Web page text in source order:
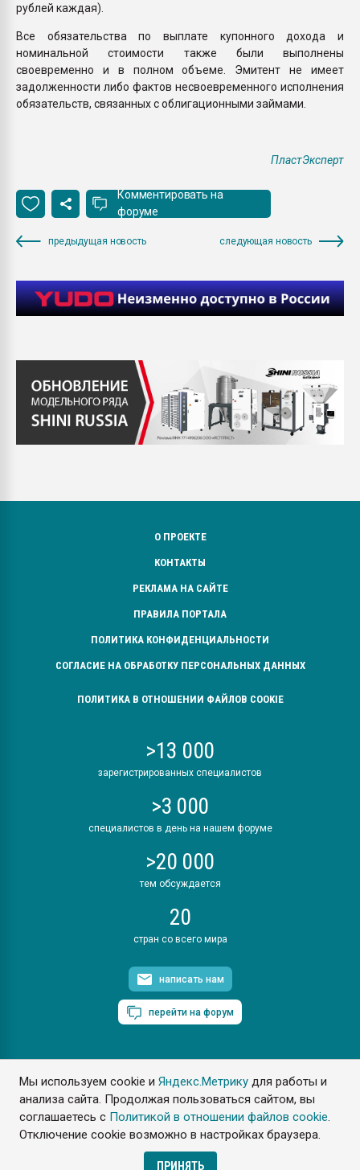
Мы используем cookie иЯндекс.Метрику для работы и
анализа сайта. Продолжая пользоваться сайтом, вы
соглашаетесь с Политикой в отношении файлов cookie.
Отключение cookie возможно в настройках браузера.
ПРИНЯТЬ
рублей каждая).
Все обязательства по выплате купонного дохода и
номинальной стоимости также были выполнены
своевременно и в полном объеме. Эмитент не имеет
задолженности либо фактов несвоевременного исполнения
обязательств, связанных с облигационными займами.
ПластЭксперт
Комментировать на
форуме
предыдущая новость следующая новость
О ПРОЕКТЕ
КОНТАКТЫ
РЕКЛАМА НА САЙТЕ
ПРАВИЛА ПОРТАЛА
ПОЛИТИКА КОНФИДЕНЦИАЛЬНОСТИ
СОГЛАСИЕ НА ОБРАБОТКУ ПЕРСОНАЛЬНЫХ ДАННЫХ
ПОЛИТИКА В ОТНОШЕНИИ ФАЙЛОВ COOKIE
>13 000
зарегистрированных специалистов
>3 000
специалистов в день на нашем форуме
>20 000
тем обсуждается
20
стран со всего мира
написать нам
перейти на форум
ПластЭксперт © 2006. Все права защищены
Разрешается копирование материалов сайта с обязательной
ссылкой на www.e-plastic.ru
Разработка сайта